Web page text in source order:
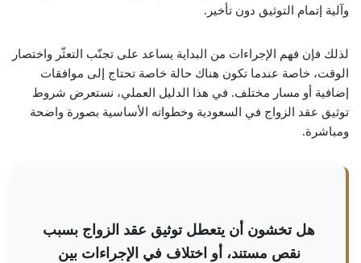
وآلية إتمام التوثيق دون تأخير.
لذلك فإن فهم الإجراءات من البداية يساعد على تجنّب التعثّر واختصار
الوقت، خاصة عندما تكون هناك حالة خاصة تحتاج إلى موافقات
إضافية أو مسار مختلف. في هذا الدليل العملي، نستعرض شروط
توثيق عقد الزواج في السعودية وخطواته الأساسية بصورة واضحة
ومباشرة.
هل تخشون أن يتعطل توثيق عقد الزواج بسبب
نقص مستند، أو اختلاف في الإجراءات بين